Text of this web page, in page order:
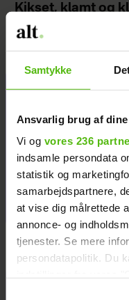
Samtykke
Ansvarlig brug af dine
Vi og vores 236
indsamle persondata
statistik og
samarbejdspartnere,
at vise dig målrettede
annonce- og
tjenester. Se mere
persondatapolitik. Du
Kikset, klamt og